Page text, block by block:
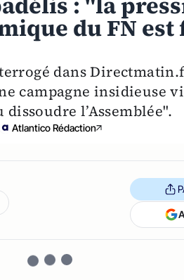
du FN
dans
campagne insidieuse
l’Assemblée".
Atlantico Rédaction